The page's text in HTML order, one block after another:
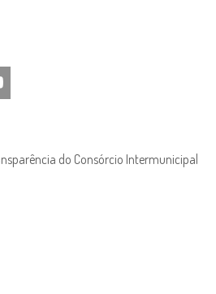
do Consórcio Intermunicipal